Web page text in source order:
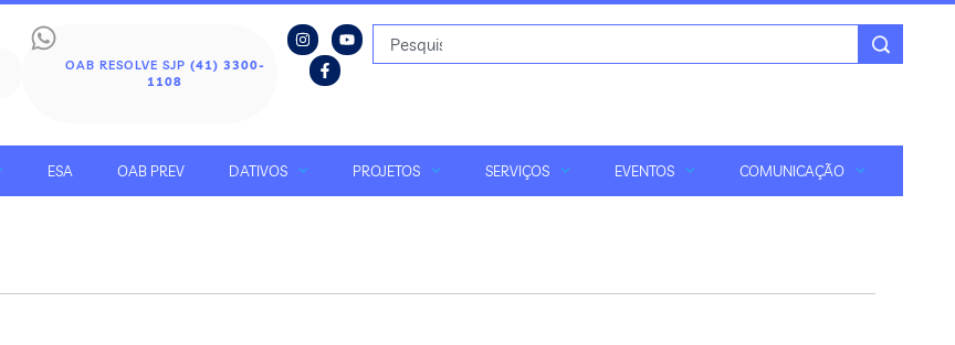
OAB RESOLVE SJP (41) 3300-
1108
ESA OAB PREV DATIVOS PROJETOS SERVIÇOS EVENTOS COMUNICAÇÃO